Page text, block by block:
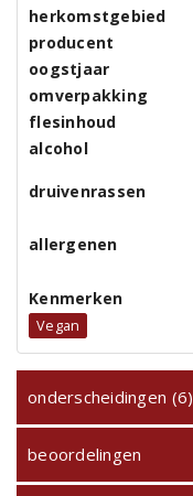
herkomstgebied
producent
oogstjaar
omverpakking
flesinhoud
alcohol
druivenrassen
allergenen
Kenmerken
Vegan
onderscheidingen (6)
beoordelingen